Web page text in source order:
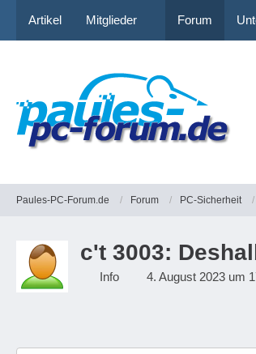
Artikel Mitglieder Forum
Paules-PC-Forum.de Forum PC-Sicherheit
c't 3003:
Info 4. August 2023 um